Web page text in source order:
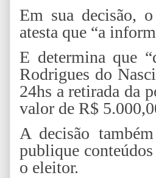
Em sua decisão,
atesta que “a
E determina que
Rodrigues do
24hs a retirada da
valor de R$
A decisão
publique
o eleitor.